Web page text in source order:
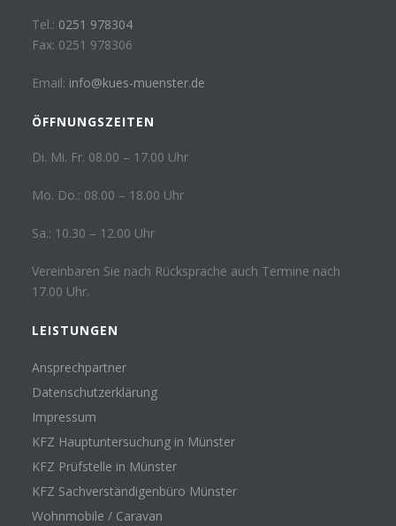
Tel.: 0251 978304
Fax: 0251 978306
Email: info@kues-muenster.de
ÖFFNUNGSZEITEN
Di. Mi. Fr. 08.00 – 17.00 Uhr
Mo. Do.: 08.00 – 18.00 Uhr
Sa.: 10.30 – 12.00 Uhr
Vereinbaren Sie nach Rücksprache auch Termine nach
17.00 Uhr.
LEISTUNGEN
Ansprechpartner
Datenschutzerklärung
Impressum
KFZ Hauptuntersuchung in Münster
KFZ Prüfstelle in Münster
KFZ Sachverständigenbüro Münster
Wohnmobile / Caravan